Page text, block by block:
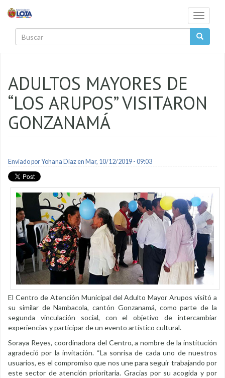
Toggle
ADULTOS MAYORES DE
“LOS ARUPOS” VISITARON
GONZANAMÁ
Enviado porYohana Diazen Mar, 10/12/2019 - 09:03
El Centro de Atención Municipal del Adulto Mayor Arupos visitó a
su similar de Nambacola, cantón Gonzanamá, como parte de la
segunda vinculación social, con el objetivo de intercambiar
experiencias y participar de un evento artístico cultural.
Soraya Reyes, coordinadora del Centro, a nombre de la institución
agradeció por la invitación. “La sonrisa de cada uno de nuestros
usuarios, es el compromiso que nos une para seguir trabajando por
este sector de atención prioritaria. Gracias por su acogida y por